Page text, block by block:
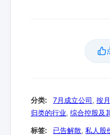
分类: 7月成立公司, 按
归类的行业, 综合控股及
标签: 已告解散, 私人股